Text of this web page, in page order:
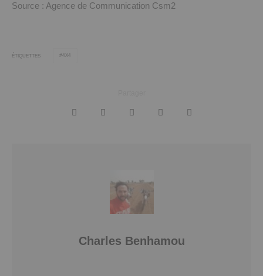
Source : Agence de Communication Csm2
ÉTIQUETTES 4X4
Charles Benhamou